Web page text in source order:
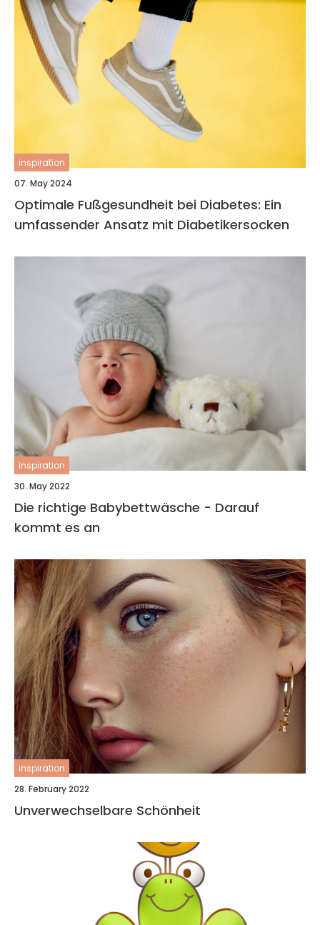
inspiration
07. May 2024
Optimale Fußgesundheit bei Diabetes: Ein
umfassender Ansatz mit Diabetikersocken
inspiration
30. May 2022
Die richtige Babybettwäsche - Darauf
kommt es an
inspiration
28. February 2022
Unverwechselbare Schönheit